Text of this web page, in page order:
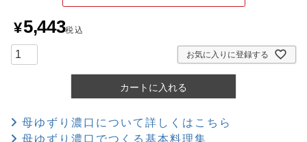
¥5,443税込
お気に入りに登録する
カートに入れる
母ゆずり濃口について詳しくはこちら
母ゆずり濃口でつくる基本料理集